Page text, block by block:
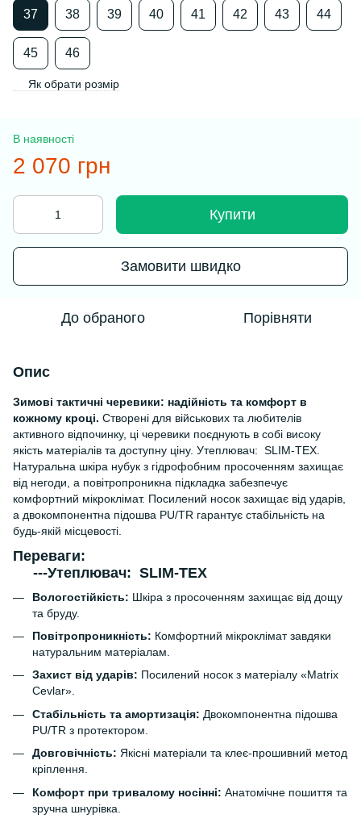
37 38 39 40 41 42 43 44
45 46
Як обрати розмір
В наявності
2 070 грн
Купити
Замовити швидко
До обраного Порівняти
Опис
Зимові тактичні черевики: надійність та комфорт в
кожному кроці. Створені для військових та любителів
активного відпочинку, ці черевики поєднують в собі високу
якість матеріалів та доступну ціну. Утеплювач: SLIM-TEX.
Натуральна шкіра нубук з гідрофобним просоченням захищає
від негоди, а повітропроникна підкладка забезпечує
комфортний мікроклімат. Посилений носок захищає від ударів,
а двокомпонентна підошва PU/TR гарантує стабільність на
будь-якій місцевості.
Переваги:
---Утеплювач: SLIM-TEX
Вологостійкість: Шкіра з просоченням захищає від дощу
та бруду.
Повітропроникність: Комфортний мікроклімат завдяки
натуральним матеріалам.
Захист від ударів: Посилений носок з матеріалу «Matrix
Cevlar».
Стабільність та амортизація: Двокомпонентна підошва
PU/TR з протектором.
Довговічність: Якісні матеріали та клеє-прошивний метод
кріплення.
Комфорт при тривалому носінні: Анатомічне пошиття та
зручна шнурівка.